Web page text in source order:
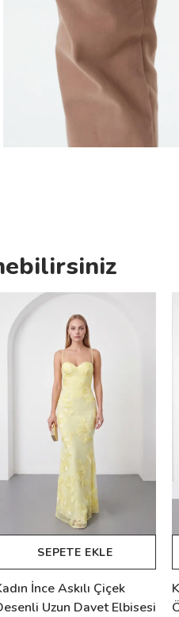
SEPETE EKLE
İnce Askılı Çiçek
Uzun Davet Elbisesi